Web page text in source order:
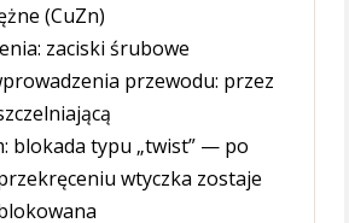
(CuZn)
zaciski śrubowe
przewodu: przez
blokada typu „twist” — po
wtyczka zostaje